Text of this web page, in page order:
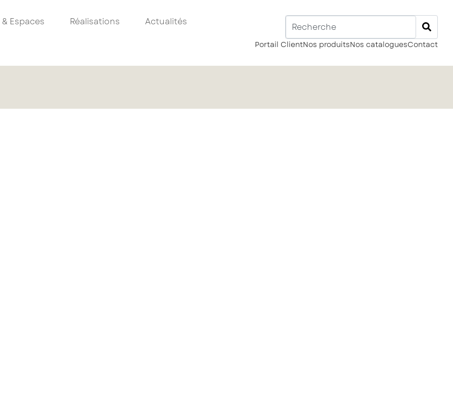
Espaces Réalisations
Actualités
Portail ClientNos produitsNos cataloguesContact